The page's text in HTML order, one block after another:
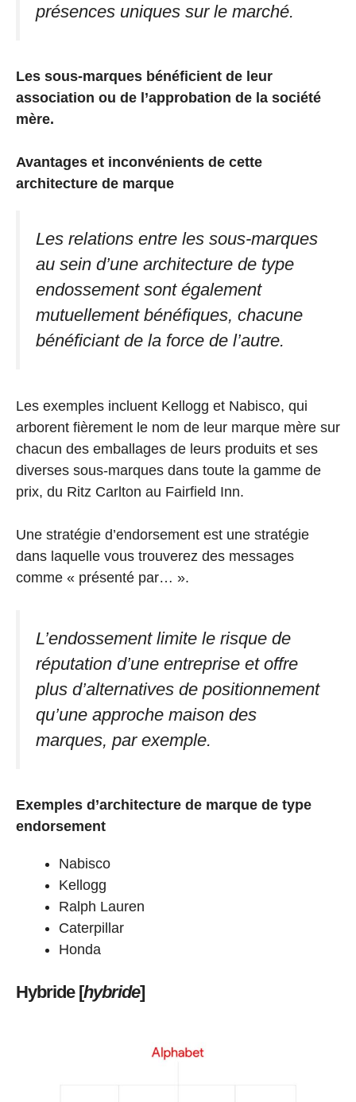
présences uniques sur le marché.
Les sous-marques bénéficient de leur
association ou de l’approbation de la société
mère.
Avantages et inconvénients de cette
architecture de marque
Les relations entre les sous-marques
au sein d’une architecture de type
endossement sont également
mutuellement bénéfiques, chacune
bénéficiant de la force de l’autre.
Les exemples incluent Kellogg et Nabisco, qui
arborent fièrement le nom de leur marque mère sur
chacun des emballages de leurs produits et ses
diverses sous-marques dans toute la gamme de
prix, du Ritz Carlton au Fairfield Inn.
Une stratégie d’endorsement est une stratégie
dans laquelle vous trouverez des messages
comme « présenté par… ».
L’endossement limite le risque de
réputation d’une entreprise et offre
plus d’alternatives de positionnement
qu’une approche maison des
marques, par exemple.
Exemples d’architecture de marque de type
endorsement
Nabisco
Kellogg
Ralph Lauren
Caterpillar
Honda
Hybride [hybride]